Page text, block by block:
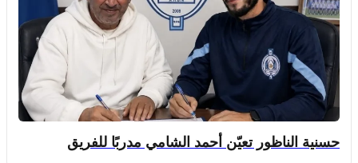
حسنية الناظور تعيّن أحمد الشامي مدربًا للفريق